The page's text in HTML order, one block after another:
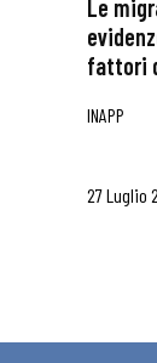
Le
fattori
INAPP
27 Luglio